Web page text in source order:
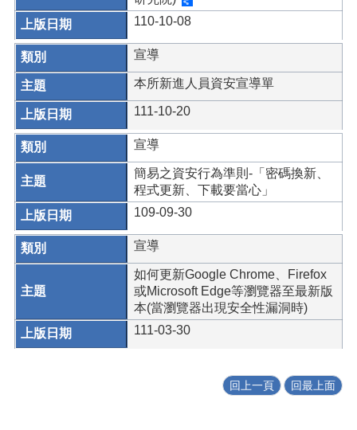
110-10-08
宣導
本所新進人員資安宣導單
111-10-20
宣導
簡易之資安行為準則-「密碼換新、
程式更新、下載要當心」
109-09-30
宣導
如何更新Google Chrome、Firefox
或Microsoft Edge等瀏覽器至最新版
本(當瀏覽器出現安全性漏洞時)
111-03-30
回上一頁 回最上面